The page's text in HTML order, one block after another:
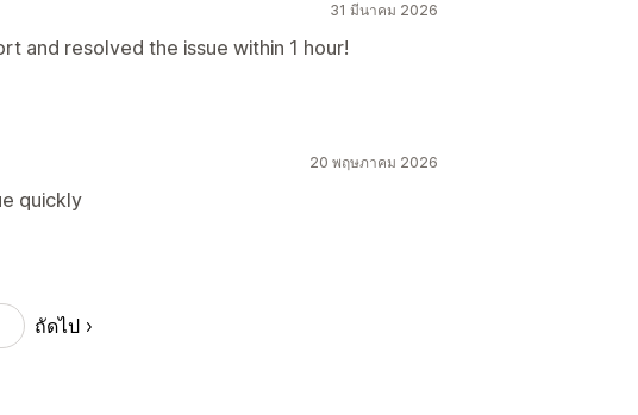
31 มีนาคม 2026
and resolved the issue within 1 hour!
20 พฤษภาคม 2026
quickly
ถัดไป